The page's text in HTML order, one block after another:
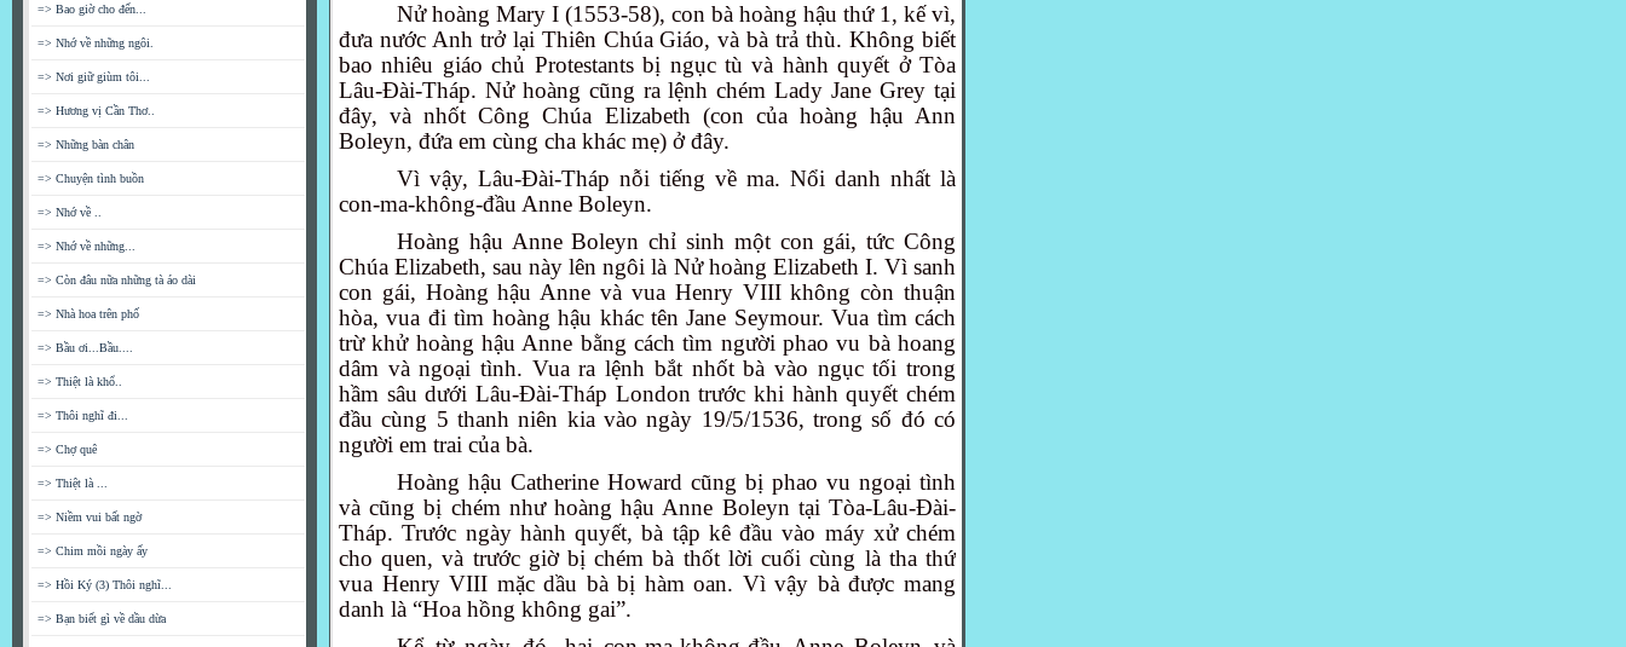
=> Bao giờ cho đến...
=> Nhớ về những ngôi.
=> Nơi giữ giùm tôi...
=> Hương vị Cần Thơ..
=> Những bàn chân
=> Chuyện tình buồn
=> Nhớ về ..
=> Nhớ về những...
=> Còn đâu nữa những tà áo dài
=> Nhà hoa trên phố
=> Bầu ơi...Bầu....
=> Thiệt là khổ..
=> Thôi nghĩ đi...
=> Chợ quê
=> Thiệt là ...
=> Niềm vui bất ngờ
=> Chim mồi ngày ấy
=> Hồi Ký (3) Thôi nghĩ...
=> Bạn biết gì về dầu dừa
Nử hoàng Mary I (1553-58), con bà hoàng hậu thứ 1, kế vì,
đưa nước Anh trở lại Thiên Chúa Giáo, và bà trả thù. Không biết
bao nhiêu giáo chủ Protestants bị ngục tù và hành quyết ở Tòa
Lâu-Đài-Tháp. Nử hoàng cũng ra lệnh chém Lady Jane Grey tại
đây, và nhốt Công Chúa Elizabeth (con của hoàng hậu Ann
Boleyn, đứa em cùng cha khác mẹ) ở đây.
Vì vậy, Lâu-Đài-Tháp nỗi tiếng về ma. Nổi danh nhất là
con-ma-không-đầu Anne Boleyn.
Hoàng hậu Anne Boleyn chỉ sinh một con gái, tức Công
Chúa Elizabeth, sau này lên ngôi là Nử hoàng Elizabeth I. Vì sanh
con gái, Hoàng hậu Anne và vua Henry VIII không còn thuận
hòa, vua đi tìm hoàng hậu khác tên Jane Seymour. Vua tìm cách
trừ khử hoàng hậu Anne bằng cách tìm người phao vu bà hoang
dâm và ngoại tình. Vua ra lệnh bắt nhốt bà vào ngục tối trong
hầm sâu dưới Lâu-Đài-Tháp London trước khi hành quyết chém
đầu cùng 5 thanh niên kia vào ngày 19/5/1536, trong số đó có
người em trai của bà.
Hoàng hậu Catherine Howard cũng bị phao vu ngoại tình
và cũng bị chém như hoàng hậu Anne Boleyn tại Tòa-Lâu-Đài-
Tháp. Trước ngày hành quyết, bà tập kê đầu vào máy xử chém
cho quen, và trước giờ bị chém bà thốt lời cuối cùng là tha thứ
vua Henry VIII mặc dầu bà bị hàm oan. Vì vậy bà được mang
danh là “Hoa hồng không gai”.